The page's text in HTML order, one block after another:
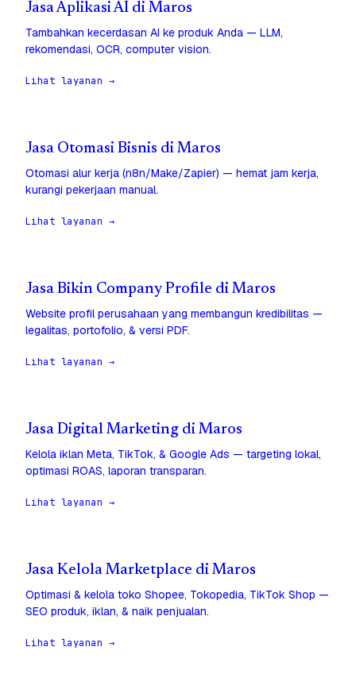
Jasa Aplikasi AI di Maros
Tambahkan kecerdasan AI ke produk Anda — LLM,
rekomendasi, OCR, computer vision.
Lihat layanan →
Jasa Otomasi Bisnis di Maros
Otomasi alur kerja (n8n/Make/Zapier) — hemat jam kerja,
kurangi pekerjaan manual.
Lihat layanan →
Jasa Bikin Company Profile di Maros
Website profil perusahaan yang membangun kredibilitas —
legalitas, portofolio, & versi PDF.
Lihat layanan →
Jasa Digital Marketing di Maros
Kelola iklan Meta, TikTok, & Google Ads — targeting lokal,
optimasi ROAS, laporan transparan.
Lihat layanan →
Jasa Kelola Marketplace di Maros
Optimasi & kelola toko Shopee, Tokopedia, TikTok Shop —
SEO produk, iklan, & naik penjualan.
Lihat layanan →